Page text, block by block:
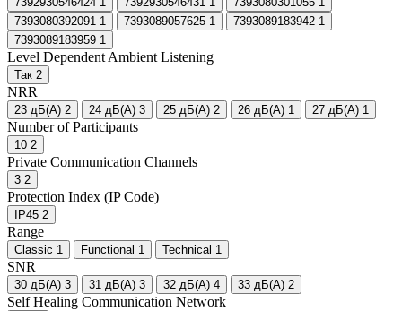
7393080392091 1 7393089057625 1 7393089183942 1
7393089183959 1
Level Dependent Ambient Listening
Так 2
NRR
23 дБ(А) 2 24 дБ(А) 3 25 дБ(А) 2 26 дБ(А) 1 27 дБ(А) 1
Number of Participants
10 2
Private Communication Channels
3 2
Protection Index (IP Code)
IP45 2
Range
Classic 1 Functional 1 Technical 1
SNR
30 дБ(А) 3 31 дБ(А) 3 32 дБ(А) 4 33 дБ(А) 2
Self Healing Communication Network